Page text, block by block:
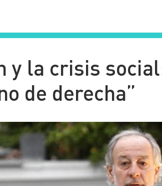
2
en Pauta
Patrocinado
y la crisis
de derecha”